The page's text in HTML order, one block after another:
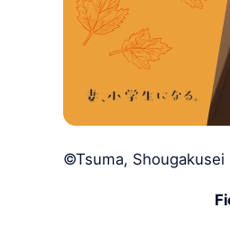
©Tsuma, Shougakusei